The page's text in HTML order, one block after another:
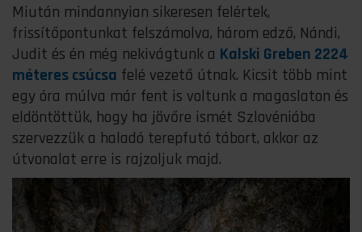
Miután mindannyian sikeresen felértek,
frissítőpontunkat felszámolva, három edző, Nándi,
Judit és én még nekivágtunk a Kalski Greben 2224
méteres csúcsa felé vezető útnak. Kicsit több mint
egy óra múlva már fent is voltunk a magaslaton és
eldöntöttük, hogy ha jövőre ismét Szlovéniába
szervezzük a haladó terepfutó tábort, akkor az
útvonalat erre is rajzoljuk majd.